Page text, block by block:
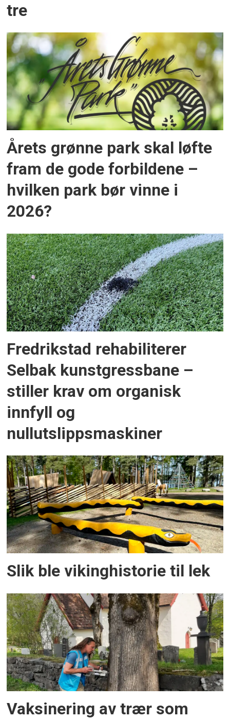
tre
Årets grønne park skal løfte
fram de gode forbildene –
hvilken park bør vinne i
2026?
Fredrikstad rehabiliterer
Selbak kunstgressbane –
stiller krav om organisk
innfyll og
nullutslippsmaskiner
Slik ble vikinghistorie til lek
Vaksinering av trær som